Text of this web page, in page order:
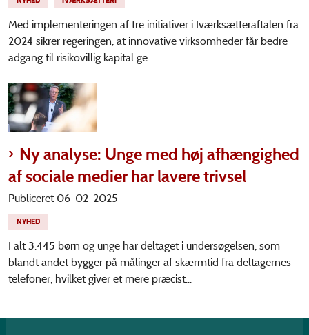
Med implementeringen af tre initiativer i Iværksætteraftalen fra
2024 sikrer regeringen, at innovative virksomheder får bedre
adgang til risikovillig kapital ge...
Ny analyse: Unge med høj afhængighed
af sociale medier har lavere trivsel
Publiceret 06-02-2025
NYHED
I alt 3.445 børn og unge har deltaget i undersøgelsen, som
blandt andet bygger på målinger af skærmtid fra deltagernes
telefoner, hvilket giver et mere præcist...